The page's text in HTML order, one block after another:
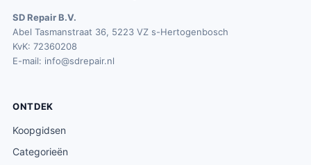
SD Repair B.V.
Abel Tasmanstraat 36, 5223 VZ s-Hertogenbosch
KvK: 72360208
E-mail: info@sdrepair.nl
ONTDEK
Koopgidsen
Categorieën